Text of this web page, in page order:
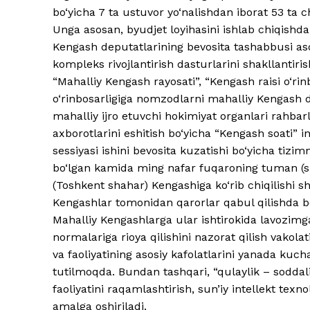
bo‘yicha 7 ta ustuvor yo‘nalishdan iborat 53 ta
Unga asosan, byudjet loyihasini ishlab
Kengash deputatlarining bevosita tashabbusi
kompleks rivojlantirish dasturlarini
“Mahalliy Kengash rayosati”, “Kengash raisi
o‘rinbosarligiga nomzodlarni mahalliy
mahalliy ijro etuvchi hokimiyat organlari
axborotlarini eshitish bo‘yicha “Kengash
sessiyasi ishini bevosita kuzatishi bo‘yicha
bo‘lgan kamida ming nafar fuqaroning tuman
(Toshkent shahar) Kengashiga ko‘rib
Kengashlar tomonidan qarorlar qabul qilishda
Mahalliy Kengashlarga ular ishtirokida
normalariga rioya qilishini nazorat qilish
va faoliyatining asosiy kafolatlarini yanada
tutilmoqda. Bundan tashqari, “qulaylik –
faoliyatini raqamlashtirish, sun’iy intellekt
amalga oshiriladi.